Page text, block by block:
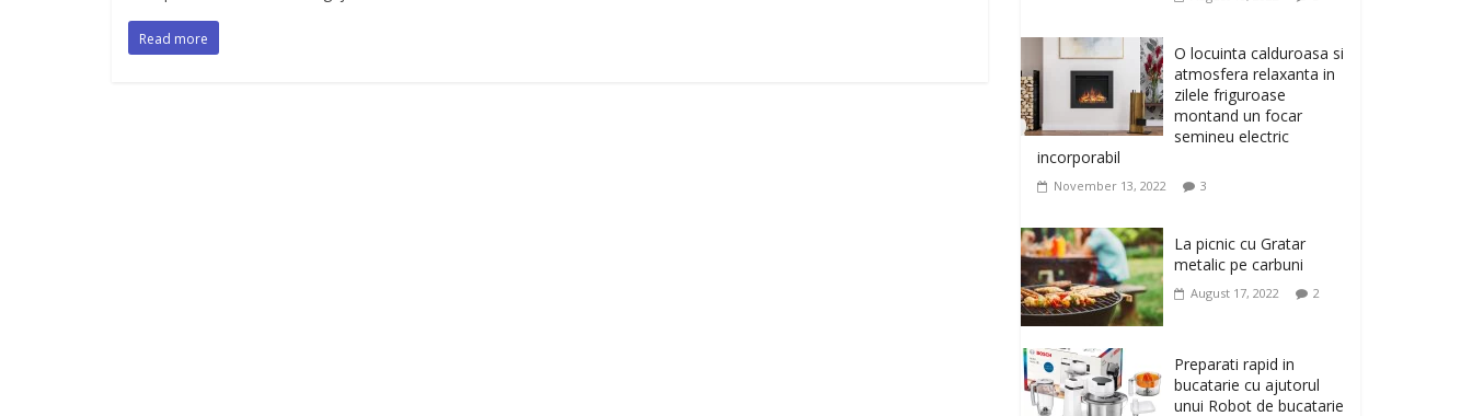
Read more
musculatura pentru un
corp sanatos si
armonios dezvoltat, cu
Flexor Fitness-dispozitiv
pentru tonifiere muschi
February 10, 2026
Ivatherm pentru o piele
neteda si elastica.
February 6, 2026
O locuinta calduroasa si
atmosfera relaxanta in
zilele friguroase
montand un focar
semineu electric
incorporabil
November 13, 2022 3
La picnic cu Gratar
metalic pe carbuni
August 17, 2022 2
Preparati rapid in
bucatarie cu ajutorul
unui Robot de bucatarie